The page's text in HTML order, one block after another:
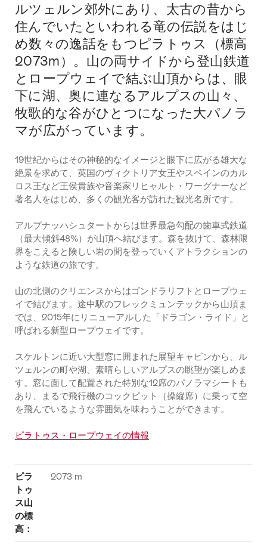
About
地
図
About
問
い
合
わ
せ
Intro
ルツェルン郊外にあり、太古の昔から
住んでいたといわれる竜の伝説をはじ
め数々の逸話をもつピラトゥス（標高
2073m）。山の両サイドから登山鉄道
とロープウェイで結ぶ山頂からは、眼
下に湖、奥に連なるアルプスの山々、
牧歌的な谷がひとつになった大パノラ
マが広がっています。
19世紀からはその神秘的なイメージと眼下に広がる雄大な
絶景を求めて、英国のヴィクトリア女王やスペインのカル
ロス王など王侯貴族や音楽家リヒャルト・ワーグナーなど
著名人をはじめ、多くの観光客が訪れた観光名所です。
アルプナッハシュタートからは世界最急勾配の歯車式鉄道
（最大傾斜48%）が山頂へ結びます。森を抜けて、森林限
界をこえると険しい岩の間を登っていくアトラクションの
ような鉄道の旅です。
山の北側のクリエンスからはゴンドラリフトとロープウェ
イで結びます。途中駅のフレックミュンテックから山頂ま
では、2015年にリニューアルした「ドラゴン・ライド」と
呼ばれる新型ロープウェイです。
スケルトンに近い大型窓に囲まれた展望キャビンから、ル
ツェルンの町や湖、素晴らしいアルプスの眺望が楽しめま
す。窓に面して配置された特別な12席のパノラマシートも
あり、まるで飛行機のコックピット（操縦席）に乗って空
を飛んでいるような雰囲気を味わうことができます。
ピラトゥス・ロープウェイの情報
ピラ
トゥ
ス山
の標
高：
2073 m